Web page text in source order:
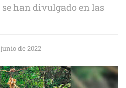
han divulgado en las
junio de 2022